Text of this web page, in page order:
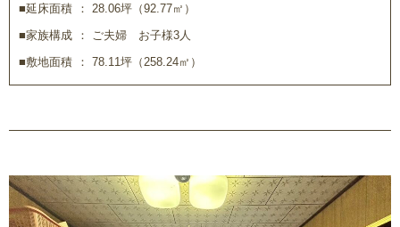
■延床面積
28.06坪（92.77㎡）
■家族構成
ご夫婦 お子様3人
■敷地面積
78.11坪（258.24㎡）